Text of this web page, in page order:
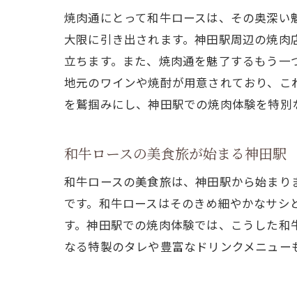
焼肉通にとって和牛ロースは、その奥深
大限に引き出されます。神田駅周辺の焼
立ちます。また、焼肉通を魅了するもう
地元のワインや焼酎が用意されており、
を鷲掴みにし、神田駅での焼肉体験を特別
和牛ロースの美食旅が始まる神田駅
和牛ロースの美食旅は、神田駅から始ま
です。和牛ロースはそのきめ細やかなサ
す。神田駅での焼肉体験では、こうした
なる特製のタレや豊富なドリンクメニュー